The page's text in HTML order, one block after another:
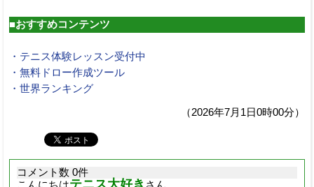
■おすすめコンテンツ
・テニス体験レッスン受付中
・無料ドロー作成ツール
・世界ランキング
（2026年7月1日0時00分）
コメント数 0件
テニス大好き